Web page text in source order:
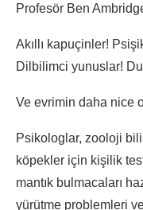
Profesör Ben
Akıllı kapuçinler!
Dilbilimci yunuslar!
Ve evrimin daha nice
Psikologlar, zooloji
köpekler için kişilik
mantık bulmacaları
yürütme problemleri